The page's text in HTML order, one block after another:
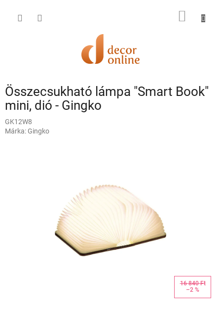
KOSÁR
Összecsukható lámpa "Smart Book"
mini, dió - Gingko
GK12W8
Márka: Gingko
16 840 Ft
–2 %